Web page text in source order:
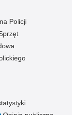
Policji